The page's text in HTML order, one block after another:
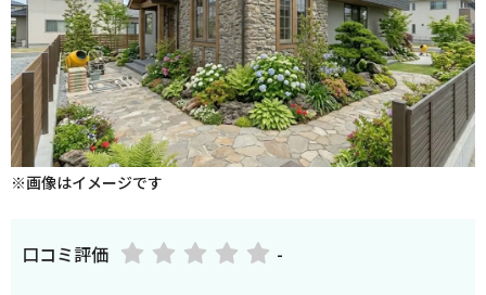
※画像はイメージです
口コミ評価 -